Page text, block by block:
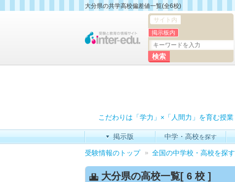
大分県の共学高校偏差値一覧(全6校)
サイト内
掲示板内
こだわりは「学力」×「人間力」を育む授業
掲示版 中学・高校を探す
受験情報のトップ 全国の中学校・高校を探す
大分県の高校一覧[ 6 校 ]